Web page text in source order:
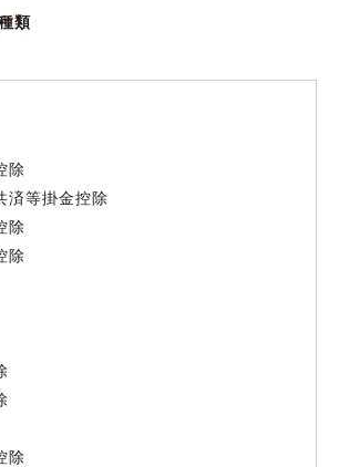
類
除
済等掛金控除
除
除
除